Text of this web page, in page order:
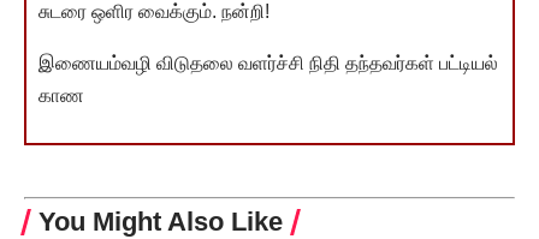
சுடரை ஒளிர வைக்கும். நன்றி!
இணையம்வழி விடுதலை வளர்ச்சி நிதி தந்தவர்கள் பட்டியல்
காண
You Might Also Like